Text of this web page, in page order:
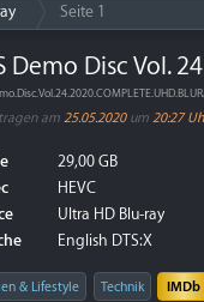
Seite 1
Demo Disc Vol.
am 25.05.2020um 20:27
29,00 GB
HEVC
Ultra HD Blu-ray
English DTS:X
& Lifestyle Technik IMDb